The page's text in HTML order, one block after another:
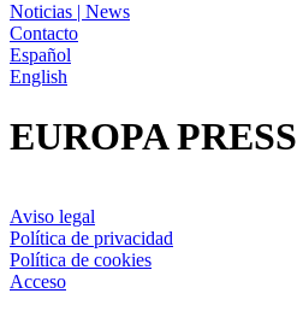
Noticias | News
Contacto
Español
English
EUROPA PRESS
Aviso legal
Política de privacidad
Política de cookies
Acceso